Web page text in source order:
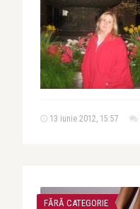
13 iunie 2012, 15:57
FĂRĂ CATEGORIE